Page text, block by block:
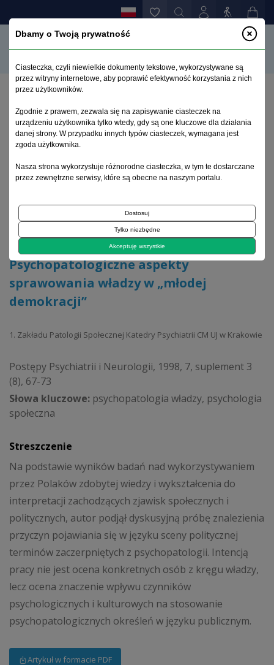
Psychopatologiczne aspekty sprawowania władzy w
„młodej demokracji”
Archiwum 1992–2014
1998, tom 7, suplement 3
Artykuł oryginalny
Psychopatologiczne aspekty
sprawowania władzy w „młodej
demokracji”
1. Zakładu Patologii Społecznej Katedry Psychiatrii CM UJ w Krakowie
Postępy Psychiatrii i Neurologii, 1998, 7, suplement 3
(8), 67-73
Słowa kluczowe: psychopatologia władzy, psychologia
społeczna
Streszczenie
Na podstawie wyników badań nad wykorzystywaniem
przez Polaków zdobytej wiedzy i wykształcenia do
interpretacji zachodzących zjawisk społecznych i
politycznych, autor podjął dyskusyjną próbę znalezienia
przyczyn pojawiania się w języku sceny politycznej
terminów zaczerpniętych z psychopatologii. Intencją
pracy nie jest ocena konkretnych osób z kręgu władzy,
lecz ocena znaczenie wpływu czynników
psychologicznych i kulturowych na stosowanie
psychopatologicznych określeń w języku publicznym.
Artykuł w formacie PDF
Dbamy o Twoją prywatność
Ciasteczka, czyli niewielkie dokumenty tekstowe, wykorzystywane są
przez witryny internetowe, aby poprawić efektywność korzystania z nich
przez użytkowników.
Zgodnie z prawem, zezwala się na zapisywanie ciasteczek na
urządzeniu użytkownika tylko wtedy, gdy są one kluczowe dla działania
danej strony. W przypadku innych typów ciasteczek, wymagana jest
zgoda użytkownika.
Nasza strona wykorzystuje różnorodne ciasteczka, w tym te dostarczane
przez zewnętrzne serwisy, które są obecne na naszym portalu.
Dostosuj
Tylko niezbędne
Akceptuję wszystkie